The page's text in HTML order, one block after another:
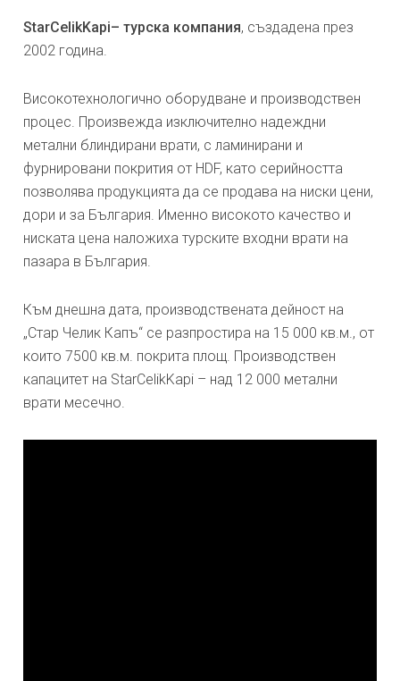
StarCelikKapi– турска компания, създадена през
2002 година.
Високотехнологично оборудване и производствен
процес. Произвежда изключително надеждни
метални блиндирани врати, с ламинирани и
фурнировани покрития от HDF, като серийността
позволява продукцията да се продава на ниски цени,
дори и за България. Именно високото качество и
ниската цена наложиха турските входни врати на
пазара в България.
Към днешна дата, производствената дейност на
„Стар Челик Капъ“ се разпростира на 15 000 кв.м., от
които 7500 кв.м. покрита площ. Производствен
капацитет на StarCelikKapi – над 12 000 метални
врати месечно.